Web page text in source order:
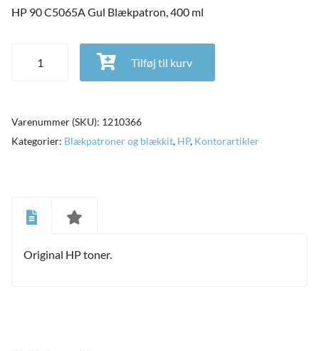
HP 90 C5065A Gul Blækpatron, 400 ml
HP 90 C5065A Gul Blækpatron, 400 ml antal
Tilføj til kurv
Varenummer (SKU): 1210366
Kategorier: Blækpatroner og blækkit, HP, Kontorartikler
Original HP toner.